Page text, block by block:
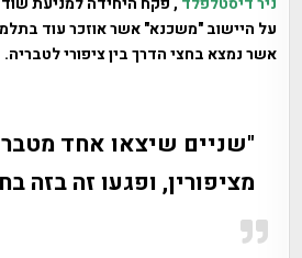
על היישוב "משכנא" אשר אוזכר עוד
אשר נמצא בחצי הדרך בין ציפורי לטבריה.
"שניים שיצאו אחד
מציפורין, ופגעו זה